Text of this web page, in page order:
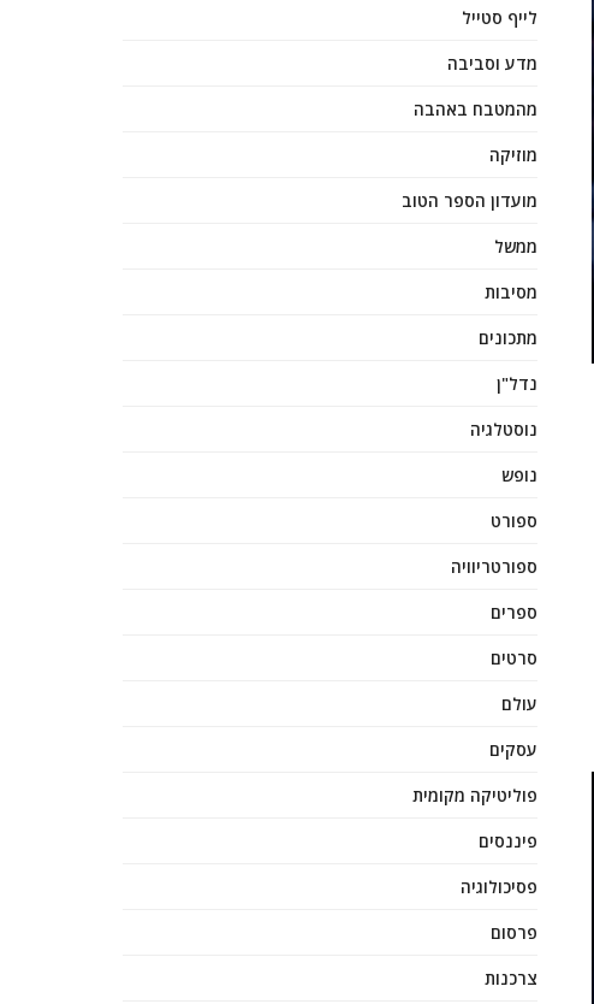
לייף סטייל
מדע וסביבה
מהמטבח באהבה
מוזיקה
מועדון הספר הטוב
ממשל
מסיבות
מתכונים
נדל"ן
נוסטלגיה
נופש
ספורט
ספורטריוויה
ספרים
סרטים
עולם
עסקים
פוליטיקה מקומית
פיננסים
פסיכולוגיה
פרסום
צרכנות